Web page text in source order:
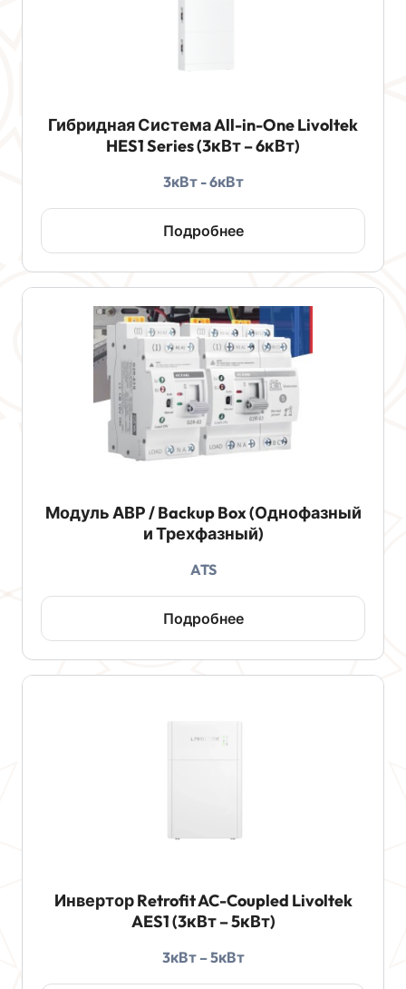
Гибридная Система All-in-One Livoltek
HES1 Series (3кВт – 6кВт)
3кВт - 6кВт
Подробнее
Модуль АВР / Backup Box (Однофазный
и Трехфазный)
ATS
Подробнее
Инвертор Retrofit AC-Coupled Livoltek
AES1 (3кВт – 5кВт)
3кВт – 5кВт